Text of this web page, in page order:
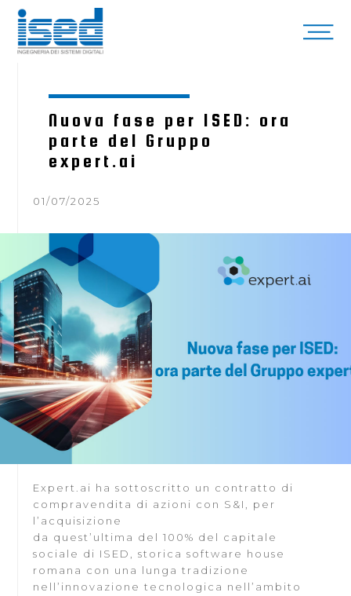
Nuova fase per ISED: ora
parte del Gruppo
expert.ai
01/07/2025
Expert.ai ha sottoscritto un contratto di
compravendita di azioni con S&I, per
l’acquisizione
da quest’ultima del 100% del capitale
sociale di ISED, storica software house
romana con una lunga tradizione
nell’innovazione tecnologica nell’ambito